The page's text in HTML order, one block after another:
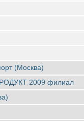
(Москва)
2009 филиал